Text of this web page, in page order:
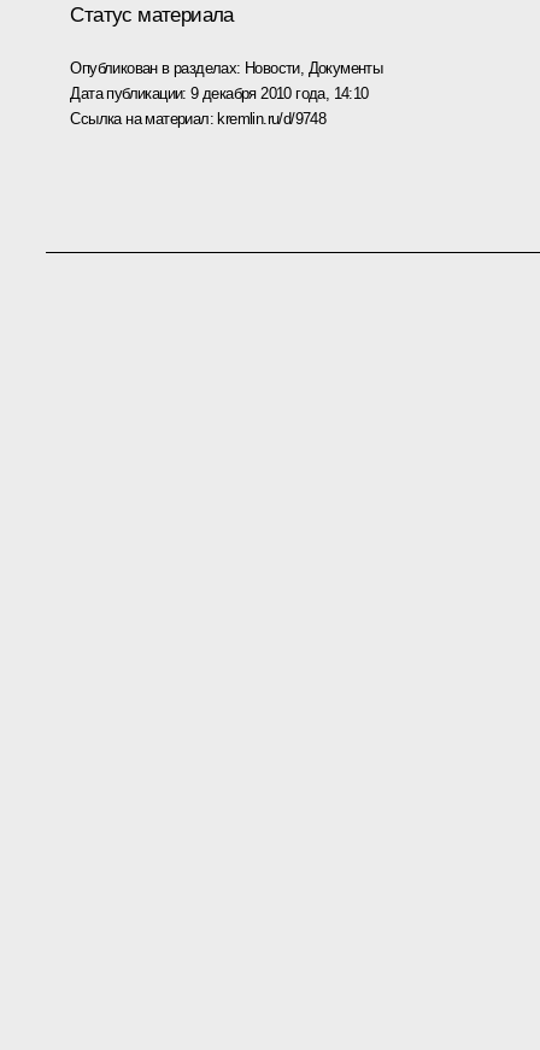
Статус материала
Опубликован в разделах: Новости, Документы
Дата публикации:9 декабря 2010 года, 14:10
Ссылка на материал: kremlin.ru/d/9748